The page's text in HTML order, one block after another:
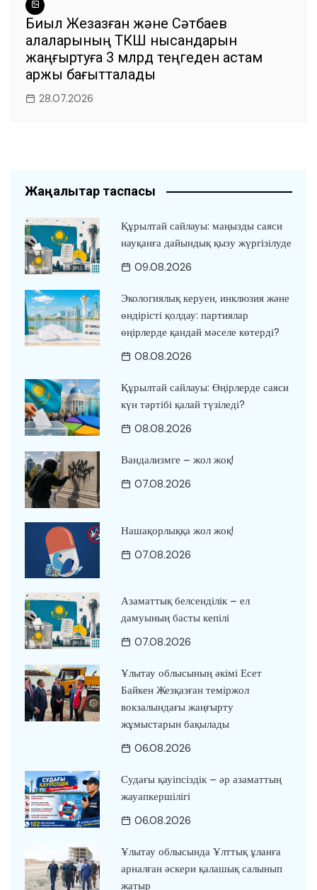
Биыл Жезқазған және Сәтбаев
қалаларының ТКШ нысандарын
жаңғыртуға 3 млрд теңгеден астам
қаржы бағытталады
28.07.2026
Жаңалықтар таспасы
Құрылтай сайлауы: маңызды саяси
науқанға дайындық қызу жүргізілуде
09.08.2026
Экологиялық керуен, инклюзия және
өндірісті қолдау: партиялар
өңірлерде қандай мәселе көтерді?
08.08.2026
Құрылтай сайлауы: Өңірлерде саяси
күн тәртібі қалай түзіледі?
08.08.2026
Вандализмге – жол жоқ!
07.08.2026
Нашақорлыққа жол жоқ!
07.08.2026
Азаматтық белсенділік – ел
дамуының басты кепілі
07.08.2026
Ұлытау облысының әкімі Есет
Байкен Жезқазған теміржол
вокзалындағы жаңғырту
жұмыстарын бақылады
06.08.2026
Судағы қауіпсіздік – әр азаматтың
жауапкершілігі
06.08.2026
Ұлытау облысында Ұлттық ұланға
арналған әскери қалашық салынып
жатыр